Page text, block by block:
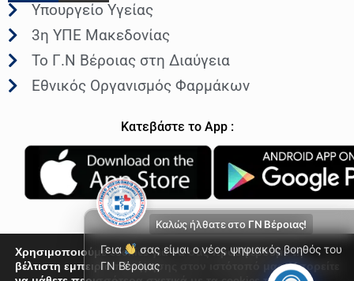
Υπουργείο Υγείας
3η ΥΠΕ Μακεδονίας
Το Γ.Ν Βέροιας στη Διαύγεια
Εθνικός Οργανισμός Φαρμάκων
Κατεβάστε το App :
Καλώς ήλθατε στο ΓΝ Βέροιας!
Γεια
σας είμαι ο νέος ψηφιακός βοηθός του
ΓΝ Βέροιας
Χρησιμοποιούμε cookies για να σας προσφέρουμε τη
βέλτιστη εμπειρία πλοήγησης στον ιστότοπό μας. Μπορείτε